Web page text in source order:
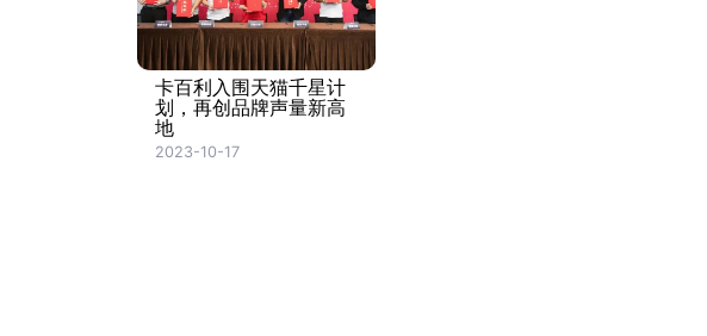
卡百利入围天猫千星计
划，再创品牌声量新高
地
2023-10-17